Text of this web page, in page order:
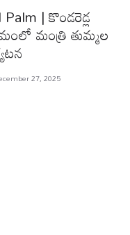
| కొండరెడ్ల
మంత్రి తుమ్మల
27, 2025